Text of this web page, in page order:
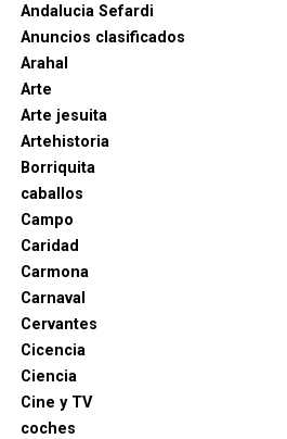
Andalucia Sefardi
Anuncios clasificados
Arahal
Arte
Arte jesuita
Artehistoria
Borriquita
caballos
Campo
Caridad
Carmona
Carnaval
Cervantes
Cicencia
Ciencia
Cine y TV
coches